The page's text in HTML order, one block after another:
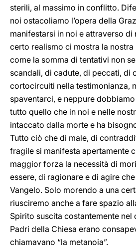
sterili, al massimo in conflitto.
noi ostacoliamo l’opera della
manifestarsi in noi e attraverso di
certo realismo ci mostra la
come la somma di tentativi non
scandali, di cadute, di peccati, di
cortocircuiti nella testimonianza,
spaventarci, e neppure dobbiamo
tutto quello che in noi e nelle
intaccato dalla morte e ha
Tutto ciò che di male, di
fragile si manifesta apertamente
maggior forza la necessità di
essere, di ragionare e di agire
Vangelo. Solo morendo a una
riusciremo anche a fare spazio
Spirito suscita costantemente nel
Padri della Chiesa erano
chiamavano “la metanoia”.